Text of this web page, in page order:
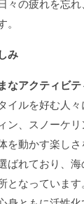
々の疲れを忘
み
なアクティビテ
イルを好む人
ン、スノーケ
を動かす楽し
ばれており、
となっていま